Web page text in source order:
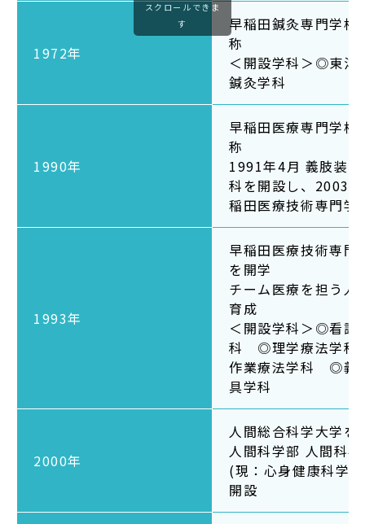
地域連携・研究
Cooperation&Research
大学院
卒業生の方
大学院生の方・修了生の方
企業・病院の方
お問い合わせ
1972年
早稲田鍼灸専門学校
称
＜開設学科＞◎東洋
鍼灸学科
1990年
早稲田医療専門学校
称
1991年4月 義肢装
科を開設し、2003
稲田医療技術専門学
1993年
早稲田医療技術専門
を開学
チーム医療を担う人
育成
＜開設学科＞◎看護
科 ◎理学療法学
作業療法学科 ◎義
具学科
2000年
人間総合科学大学を
人間科学部 人間科
(現：心身健康科学
開設
スクロールできま
す